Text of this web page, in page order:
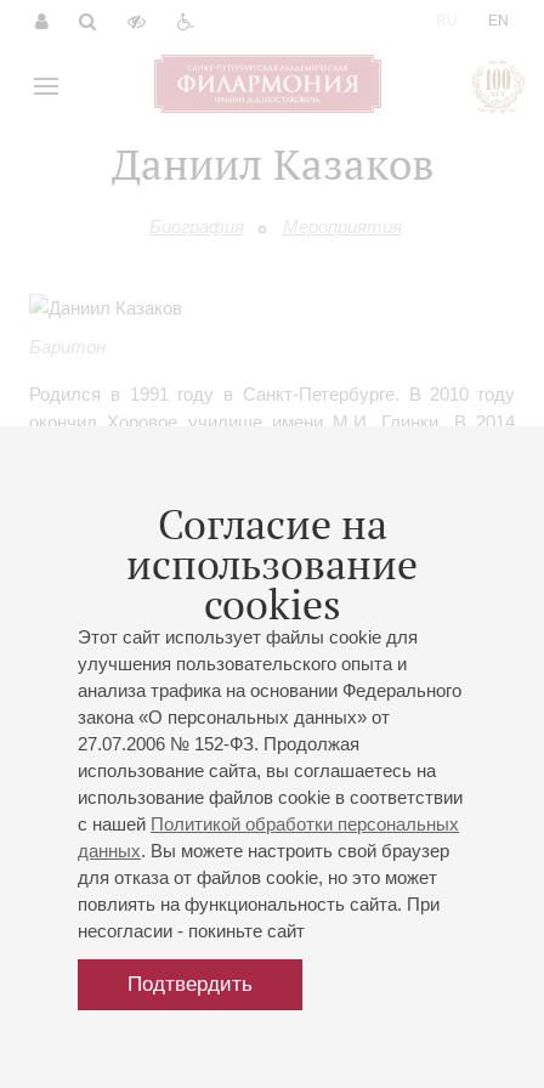
EN
Даниил Казаков
Биография Мероприятия
Согласие на
использование
cookies
Этот сайт использует файлы cookie для
улучшения пользовательского опыта и
анализа трафика на основании Федерального
закона «О персональных данных» от
27.07.2006 № 152-ФЗ. Продолжая
использование сайта, вы соглашаетесь на
использование файлов cookie в соответствии
с нашей Политикой обработки персональных
данных. Вы можете настроить свой браузер
для отказа от файлов cookie, но это может
повлиять на функциональность сайта. При
несогласии - покиньте сайт
Подтвердить
Баритон
Родился в 1991 году в Санкт-Петербурге. В 2010 году
окончил Хоровое училище имени М.И. Глинки. В 2014
государственную консерваторию имени Н.А. Римского-
Корсакова (класс профессора Е.В. Опариной).
С 2019 года является солистом Концертного хора Санкт-
Петербург (художественный руководитель –
заслуженный артист России В.Е. Беглецов).
активную концертную деятельность.